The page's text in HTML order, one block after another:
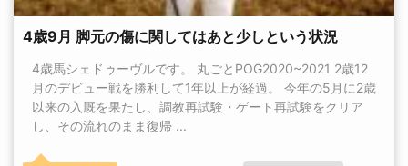
4歳9月 脚元の傷に関してはあと少しという状況
4歳馬シェドゥーヴルです。 丸ごとPOG2020~2021 2歳12
月のデビュー戦を勝利して1年以上が経過。 今年の5月に2歳
以来の入厩を果たし、調教再試験・ゲート再試験をクリア
し、その流れのまま復帰 ...